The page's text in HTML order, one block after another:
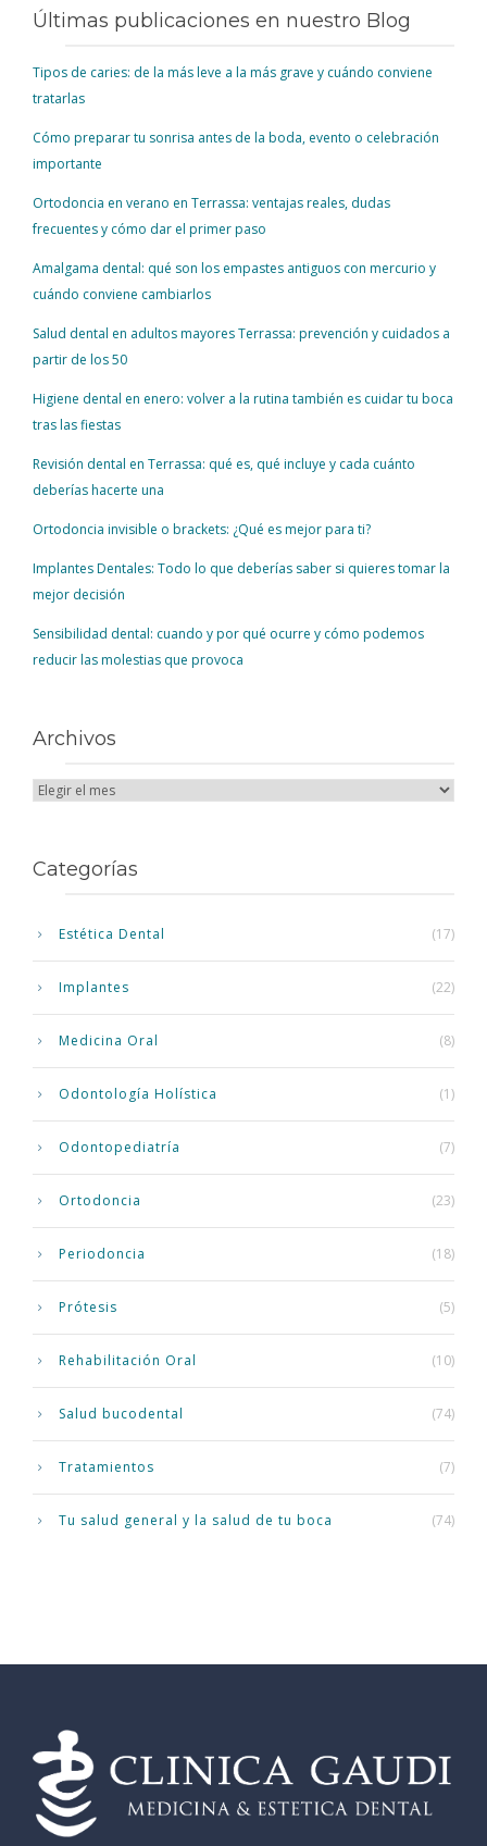
Últimas publicaciones en nuestro Blog
Tipos de caries: de la más leve a la más grave y cuándo conviene
tratarlas
Cómo preparar tu sonrisa antes de la boda, evento o celebración
importante
Ortodoncia en verano en Terrassa: ventajas reales, dudas
frecuentes y cómo dar el primer paso
Amalgama dental: qué son los empastes antiguos con mercurio y
cuándo conviene cambiarlos
Salud dental en adultos mayores Terrassa: prevención y cuidados a
partir de los 50
Higiene dental en enero: volver a la rutina también es cuidar tu boca
tras las fiestas
Revisión dental en Terrassa: qué es, qué incluye y cada cuánto
deberías hacerte una
Ortodoncia invisible o brackets: ¿Qué es mejor para ti?
Implantes Dentales: Todo lo que deberías saber si quieres tomar la
mejor decisión
Sensibilidad dental: cuando y por qué ocurre y cómo podemos
reducir las molestias que provoca
Archivos
Categorías
Estética Dental (17)
Implantes (22)
Medicina Oral (8)
Odontología Holística (1)
Odontopediatría (7)
Ortodoncia (23)
Periodoncia (18)
Prótesis (5)
Rehabilitación Oral (10)
Salud bucodental (74)
Tratamientos (7)
Tu salud general y la salud de tu boca (74)